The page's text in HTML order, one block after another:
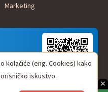
×
Marketing
kolačiće (eng. Cookies) kako
iskustvo.